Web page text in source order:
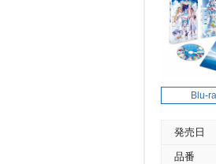
Blu-
発売日
品番